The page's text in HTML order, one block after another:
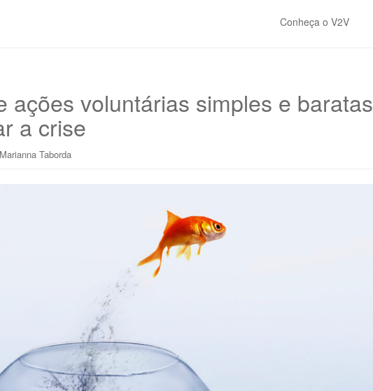
Conheça o V2V
ações voluntárias simples e baratas
a crise
Marianna Taborda